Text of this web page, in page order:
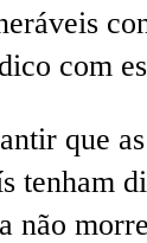
com
que
tenham
não